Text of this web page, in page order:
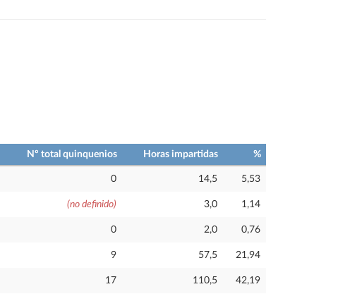
Nº total quinquenios Horas impartidas %
0 14,5 5,53
(no definido) 3,0 1,14
0 2,0 0,76
9 57,5 21,94
17 110,5 42,19